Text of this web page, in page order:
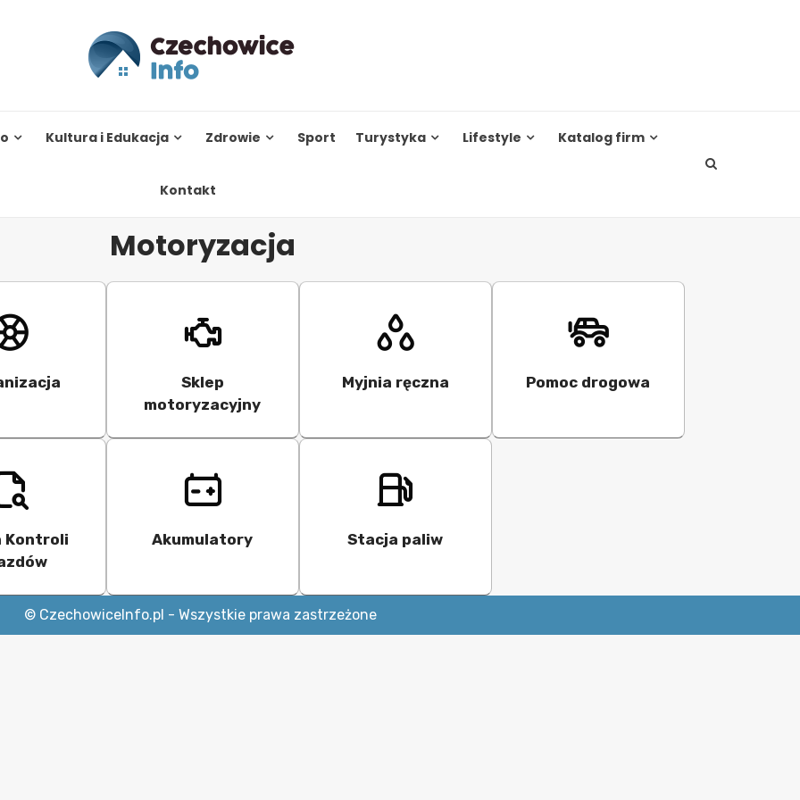
Kultura i Edukacja Zdrowie Sport Turystyka Lifestyle Katalog firm
Kontakt
Motoryzacja
Sklep
motoryzacyjny
Myjnia ręczna Pomoc drogowa
Kontroli
Akumulatory Stacja paliw
© CzechowiceInfo.pl - Wszystkie prawa zastrzeżone